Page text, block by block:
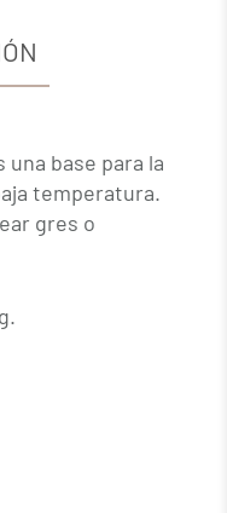
una base para la
temperatura.
gres o